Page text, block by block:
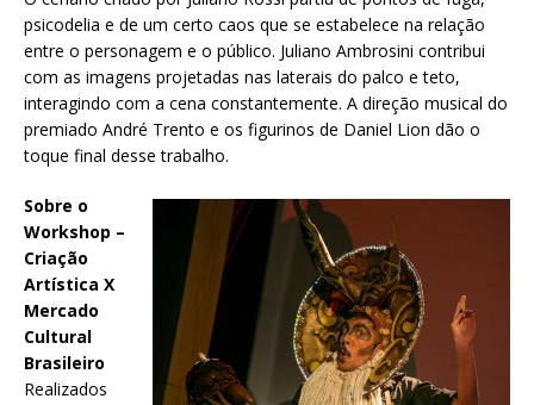
psicodelia e de um certo caos que se estabelece na relação
entre o personagem e o público. Juliano Ambrosini contribui
com as imagens projetadas nas laterais do palco e teto,
interagindo com a cena constantemente. A direção musical do
premiado André Trento e os figurinos de Daniel Lion dão o
toque final desse trabalho.
Sobre o
Workshop –
Criação
Artística X
Mercado
Cultural
Brasileiro
Realizados